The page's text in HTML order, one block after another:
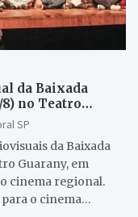
da Baixada
no Teatro
SP
da Baixada
Guarany, em
cinema regional.
o cinema…